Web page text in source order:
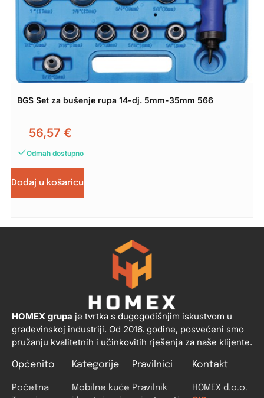
BGS Set za bušenje rupa 14-dj. 5mm-35mm 566
56,57 €
Odmah dostupno
Dodaj u košaricu
HOMEX grupa je tvrtka s dugogodišnjim iskustvom u
građevinskoj industriji. Od 2016. godine, posvećeni smo
pružanju kvalitetnih i učinkovitih rješenja za naše klijente.
Općenito
Početna
Kategorije
Mobilne kuće
Pravilnici
Pravilnik
Kontakt
HOMEX d.o.o.